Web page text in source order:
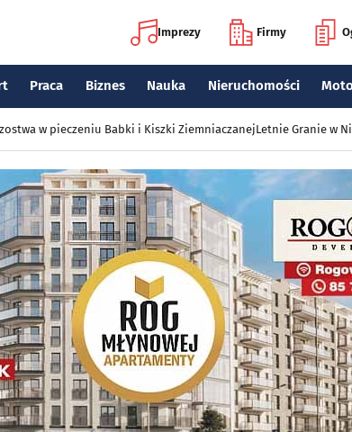
Imprezy Firmy
Praca Biznes Nauka Nieruchomości
w pieczeniu Babki i Kiszki ZiemniaczanejLetnie Granie w